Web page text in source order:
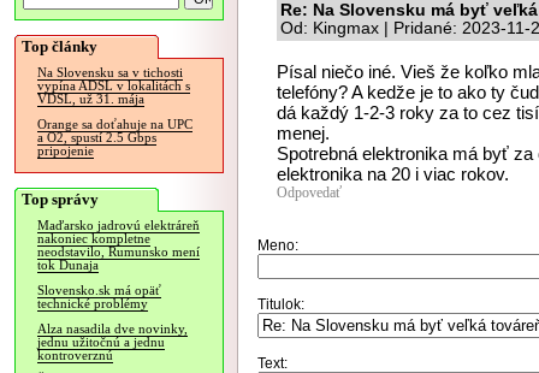
Top články
Na Slovensku sa v tichosti
vypína ADSL v lokalitách s
VDSL, už 31. mája
Orange sa doťahuje na UPC
a O2, spustí 2.5 Gbps
pripojenie
Top správy
Maďarsko jadrovú elektráreň
nakoniec kompletne
neodstavilo, Rumunsko mení
tok Dunaja
Slovensko.sk má opäť
technické problémy
Alza nasadila dve novinky,
jednu užitočnú a jednu
kontroverznú
Re: Na Slovensku má byť
Od: Kingmax | Pridané: 2023-11-
Písal niečo iné. Vieš že koľko
telefóny? A kedže je to ako ty
dá každý 1-2-3 roky za to cez
menej.
Spotrebná elektronika má byť
elektronika na 20 i viac rokov.
Odpovedať
Meno:
Titulok:
Text: